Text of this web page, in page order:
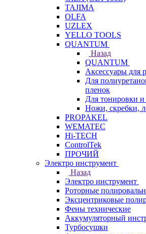
TAJIMA
OLFA
UZLEX
YELLO TOOLS
QUANTUM
Назад
QUANTUM
Аксессуары для
Для
пленок
Для тонировки
Ножи, скребки,
PROPAKEL
WEMATEC
Hi-TECH
ControlTek
ПРОЧИЙ
Электро инструмент
Назад
Электро инструмент
Роторные
Эксцентриковые
Фены технические
Аккумуляторный
Турбосушки